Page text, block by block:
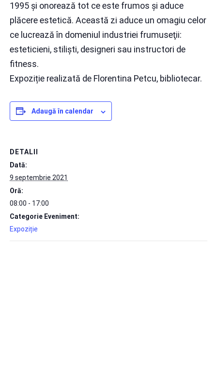
1995 și onorează tot ce este frumos și aduce
plăcere estetică. Această zi aduce un omagiu celor
ce lucrează în domeniul industriei frumuseţii:
esteticieni, stilişti, designeri sau instructori de
fitness.
Expoziție realizată de Florentina Petcu, bibliotecar.
Adaugă în calendar
DETALII
Dată:
9 septembrie 2021
Oră:
08:00 - 17:00
Categorie Eveniment:
Expoziție